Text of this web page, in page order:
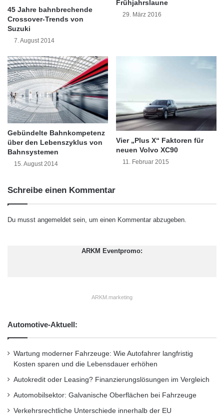
Zweigniederlassung VTB Direktbank im deut-
schen Privatkundenmarkt vertreten ist.
“Die VTB Bank (Deutschland) AG feiert im
November Ihr 40 jähriges Marktjubiläum und
konzentriert sich seither insbesondere auf den
Geschäftskundenbereich. Hier unterstützt die
VTB Bank (Deutschland) AG sowohl das Ost-
West-Handelsgeschäft als auch die
Entwicklung der mittelständischen Industrie mit
stolz darauf, bereits seit 40 Jahren am
Bank (Austria) AG in Wien. “Um unser
Neu- und Bestandskunden ein sehr attraktives
Wie das Angebot konkret aussieht, erklärt
Michael Kramer, Geschäftsführer der VTB
Direktbank: “Im Rahmen des 40 jährigen
Marktjubiläums der VTB Bank (Deutschland)
AG erhöht die VTB Di-rektbank für alle Neu-
A
G
n
d
s
N
o
v
e
m
b
e
r
n
o
ü
n
s
e
n
45 Jahre bahnbrechende
Crossover-Trends von
Suzuki
7. August 2014
Frühjahrslaune
29. März 2016
Gebündelte Bahnkompetenz
über den Lebenszyklus von
Bahnsystemen
15. August 2014
Vier „Plus X“ Faktoren für
neuen Volvo XC90
11. Februar 2015
Schreibe einen Kommentar
Du musst angemeldet sein, um einen Kommentar abzugeben.
ARKM Eventpromo:
ARKM.marketing
Automotive-Aktuell:
Wartung moderner Fahrzeuge: Wie Autofahrer langfristig
Kosten sparen und die Lebensdauer erhöhen
Autokredit oder Leasing? Finanzierungslösungen im Vergleich
Automobilsektor: Galvanische Oberflächen bei Fahrzeuge
Verkehrsrechtliche Unterschiede innerhalb der EU